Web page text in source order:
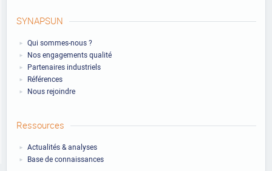
SYNAPSUN
Qui sommes-nous ?
Nos engagements qualité
Partenaires industriels
Références
Nous rejoindre
Ressources
Actualités & analyses
Base de connaissances